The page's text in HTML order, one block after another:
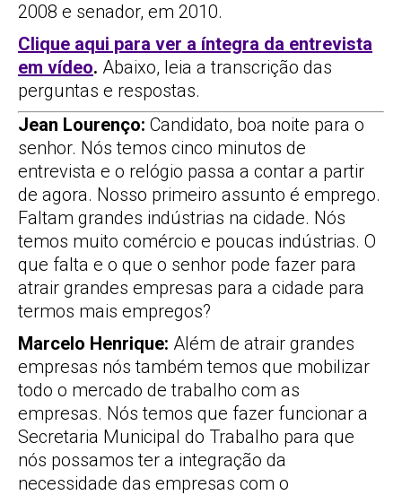
2008 e senador, em 2010.
Clique aqui para ver a íntegra da entrevista
em vídeo. Abaixo, leia a transcrição das
perguntas e respostas.
Jean Lourenço: Candidato, boa noite para o
senhor. Nós temos cinco minutos de
entrevista e o relógio passa a contar a partir
de agora. Nosso primeiro assunto é emprego.
Faltam grandes indústrias na cidade. Nós
temos muito comércio e poucas indústrias. O
que falta e o que o senhor pode fazer para
atrair grandes empresas para a cidade para
termos mais empregos?
Marcelo Henrique: Além de atrair grandes
empresas nós também temos que mobilizar
todo o mercado de trabalho com as
empresas. Nós temos que fazer funcionar a
Secretaria Municipal do Trabalho para que
nós possamos ter a integração da
necessidade das empresas com o